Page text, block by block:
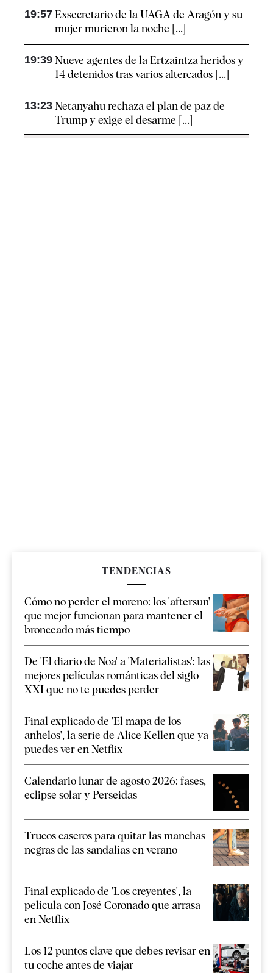
19:57 Exsecretario de la UAGA de Aragón y su
mujer murieron la noche [...]
19:39 Nueve agentes de la Ertzaintza heridos y
14 detenidos tras varios altercados [...]
13:23 Netanyahu rechaza el plan de paz de
Trump y exige el desarme [...]
TENDENCIAS
Cómo no perder el moreno: los 'aftersun'
que mejor funcionan para mantener el
bronceado más tiempo
De 'El diario de Noa' a 'Materialistas': las
mejores películas románticas del siglo
XXI que no te puedes perder
Final explicado de 'El mapa de los
anhelos', la serie de Alice Kellen que ya
puedes ver en Netflix
Calendario lunar de agosto 2026: fases,
eclipse solar y Perseidas
Trucos caseros para quitar las manchas
negras de las sandalias en verano
Final explicado de 'Los creyentes', la
película con José Coronado que arrasa
en Netflix
Los 12 puntos clave que debes revisar en
tu coche antes de viajar